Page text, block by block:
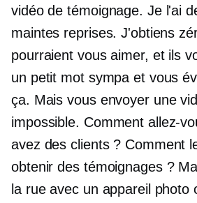
vidéo de témoignage. Je l'ai
maintes reprises. J'obtiens
pourraient vous aimer, et ils
un petit mot sympa et vous
ça. Mais vous envoyer une
impossible. Comment allez-
avez des clients ? Comment
obtenir des témoignages ?
la rue avec un appareil photo